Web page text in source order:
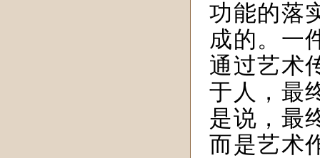
功能的落
成的。一
通过艺术
于人，最
是说，最
而是艺术